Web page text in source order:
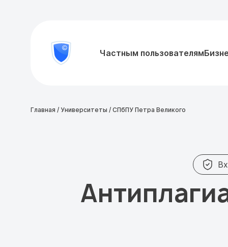
Проверить
Частным пользователям
8
Главная / Университеты / СПбПУ Петра Великого